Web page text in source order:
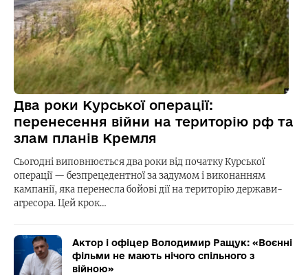
Два роки Курської операції:
перенесення війни на територію рф та
злам планів Кремля
Сьогодні виповнюється два роки від початку Курської
операції — безпрецедентної за задумом і виконанням
кампанії, яка перенесла бойові дії на територію держави-
агресора. Цей крок…
Актор і офіцер Володимир Ращук: «Воєнні
фільми не мають нічого спільного з
війною»